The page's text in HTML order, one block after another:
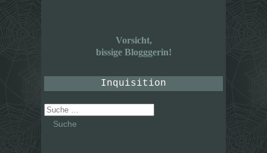
Vorsicht,
bissige Blogggerin!
Inquisition
Suche
nach: